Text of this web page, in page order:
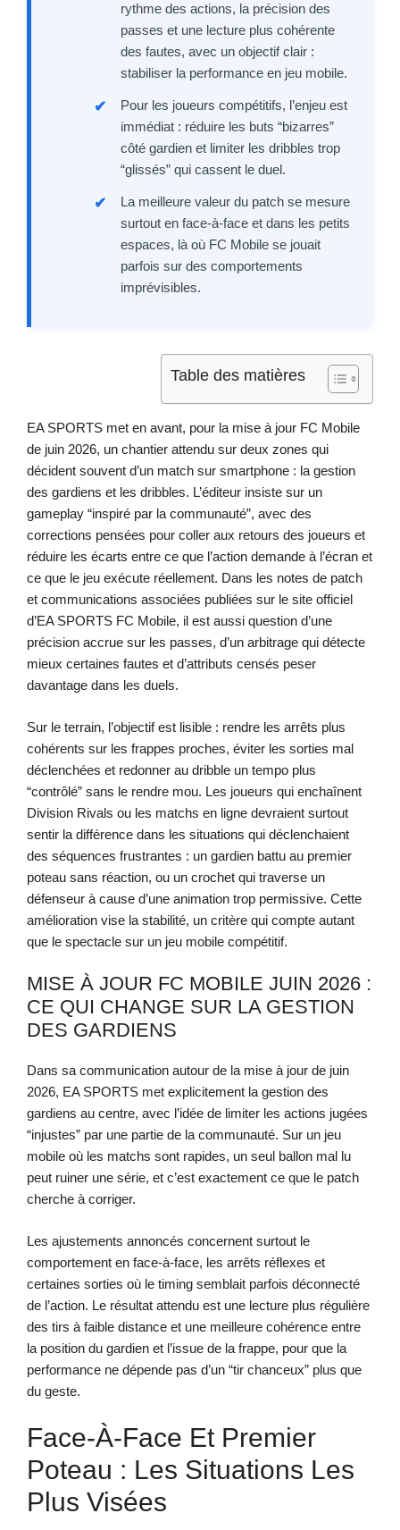
rythme des actions, la précision des
passes et une lecture plus cohérente
des fautes, avec un objectif clair :
stabiliser la performance en jeu mobile.
Pour les joueurs compétitifs, l’enjeu est
immédiat : réduire les buts “bizarres”
côté gardien et limiter les dribbles trop
“glissés” qui cassent le duel.
La meilleure valeur du patch se mesure
surtout en face-à-face et dans les petits
espaces, là où FC Mobile se jouait
parfois sur des comportements
imprévisibles.
Table des matières
EA SPORTS met en avant, pour la mise à jour FC Mobile
de juin 2026, un chantier attendu sur deux zones qui
décident souvent d’un match sur smartphone : la gestion
des gardiens et les dribbles. L’éditeur insiste sur un
gameplay “inspiré par la communauté”, avec des
corrections pensées pour coller aux retours des joueurs et
réduire les écarts entre ce que l’action demande à l’écran et
ce que le jeu exécute réellement. Dans les notes de patch
et communications associées publiées sur le site officiel
d’EA SPORTS FC Mobile, il est aussi question d’une
précision accrue sur les passes, d’un arbitrage qui détecte
mieux certaines fautes et d’attributs censés peser
davantage dans les duels.
Sur le terrain, l’objectif est lisible : rendre les arrêts plus
cohérents sur les frappes proches, éviter les sorties mal
déclenchées et redonner au dribble un tempo plus
“contrôlé” sans le rendre mou. Les joueurs qui enchaînent
Division Rivals ou les matchs en ligne devraient surtout
sentir la différence dans les situations qui déclenchaient
des séquences frustrantes : un gardien battu au premier
poteau sans réaction, ou un crochet qui traverse un
défenseur à cause d’une animation trop permissive. Cette
amélioration vise la stabilité, un critère qui compte autant
que le spectacle sur un jeu mobile compétitif.
MISE À JOUR FC MOBILE JUIN 2026 :
CE QUI CHANGE SUR LA GESTION
DES GARDIENS
Dans sa communication autour de la mise à jour de juin
2026, EA SPORTS met explicitement la gestion des
gardiens au centre, avec l’idée de limiter les actions jugées
“injustes” par une partie de la communauté. Sur un jeu
mobile où les matchs sont rapides, un seul ballon mal lu
peut ruiner une série, et c’est exactement ce que le patch
cherche à corriger.
Les ajustements annoncés concernent surtout le
comportement en face-à-face, les arrêts réflexes et
certaines sorties où le timing semblait parfois déconnecté
de l’action. Le résultat attendu est une lecture plus régulière
des tirs à faible distance et une meilleure cohérence entre
la position du gardien et l’issue de la frappe, pour que la
performance ne dépende pas d’un “tir chanceux” plus que
du geste.
Face-À-Face Et Premier
Poteau : Les Situations Les
Plus Visées